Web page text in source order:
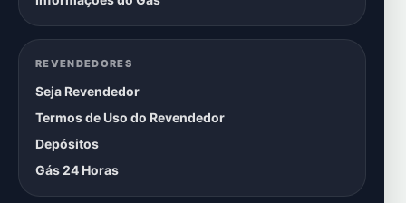
REVENDEDORES
Seja Revendedor
Termos de Uso do Revendedor
Depósitos
Gás 24 Horas